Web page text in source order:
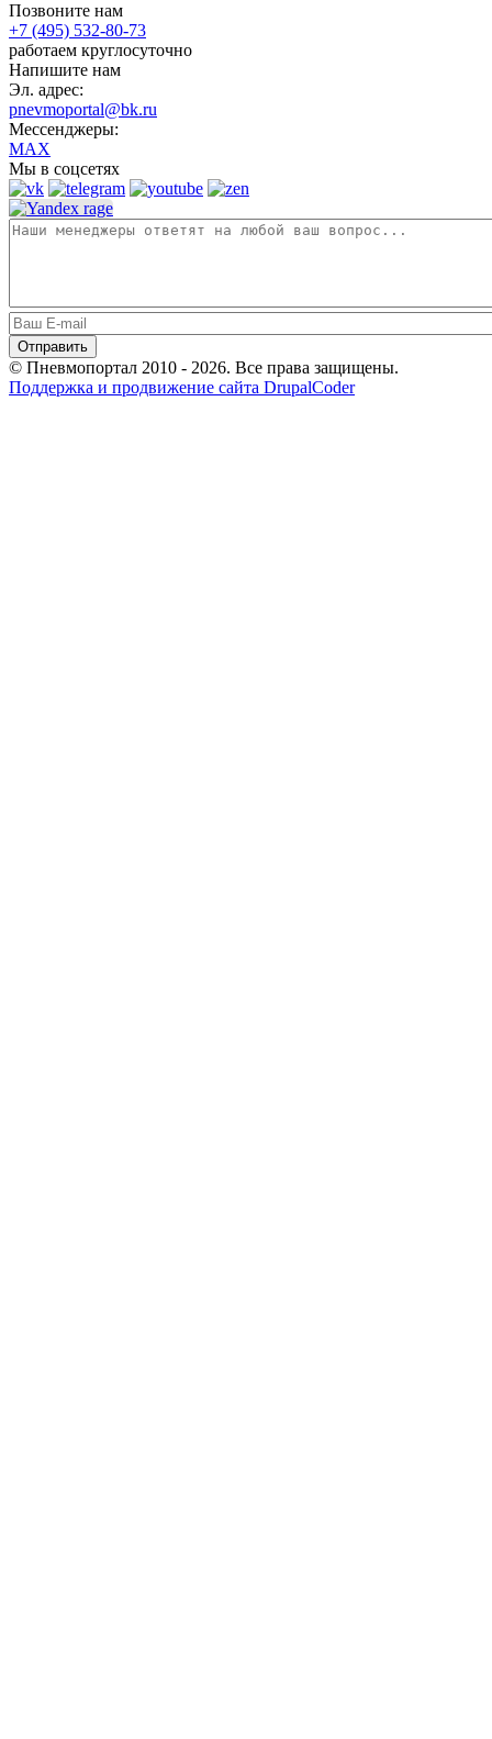
Позвоните нам
+7 (495) 532-80-73
работаем круглосуточно
Напишите нам
Эл. адрес:
pnevmoportal@bk.ru
Мессенджеры:
MAX
Мы в соцсетях
© Пневмопортал 2010 - 2026. Все права защищены.
Поддержка и продвижение сайта DrupalCoder